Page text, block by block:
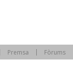
Premsa Fòrums